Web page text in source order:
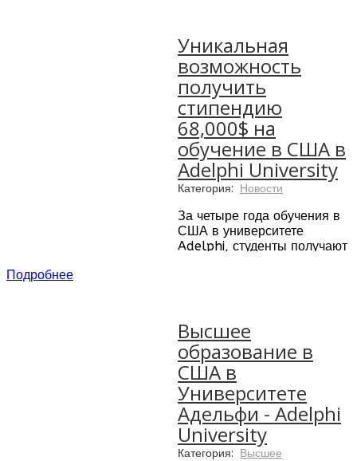
Уникальная
возможность
получить
стипендию
68,000$ на
обучение в США в
Adelphi University
Категория: Новости
За четыре года обучения в
США в университете
Adelphi, студенты получают
Подробнее
Высшее
образование в
США в
Университете
Адельфи - Adelphi
University
Категория: Высшее